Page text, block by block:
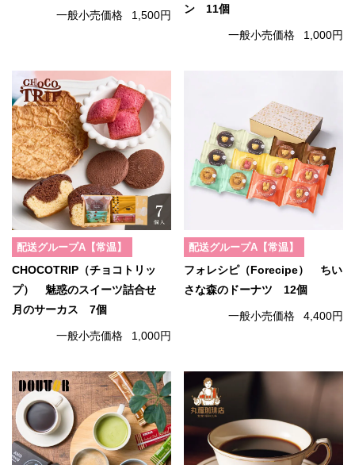
一般小売価格 1,500円
ン 11個
一般小売価格 1,000円
配送グループA【常温】
CHOCOTRIP（チョコトリッ
プ） 魅惑のスイーツ詰合せ
月のサーカス 7個
一般小売価格 1,000円
配送グループA【常温】
フォレシピ（Forecipe） ちい
さな森のドーナツ 12個
一般小売価格 4,400円